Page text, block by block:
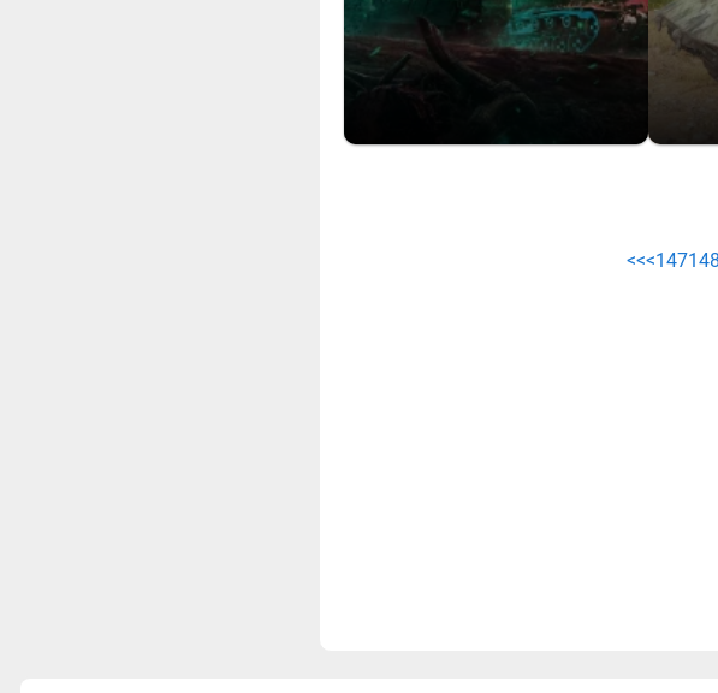
<<<147148